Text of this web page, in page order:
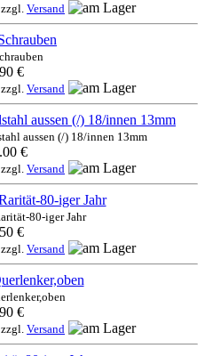
Versand
€
Versand
aussen (/) 18/innen 13mm
€
Versand
80-iger Jahr
€
Versand
€
Versand